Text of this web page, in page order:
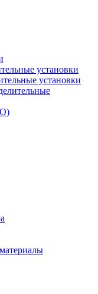
установки
установки